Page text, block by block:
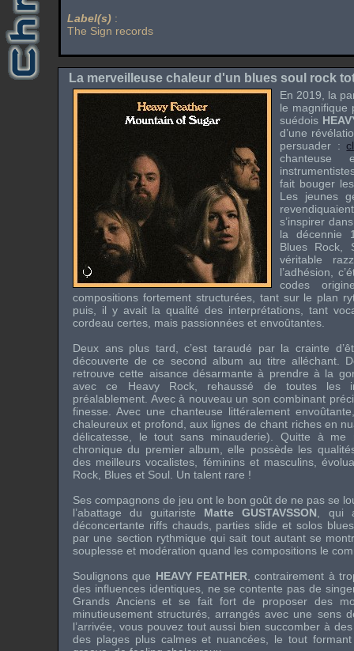
Label(s) :
The Sign records
La merveilleuse chaleur d'un blues soul rock
En 2019, la
le magnifique
suédois
d’une
persuader :
fait bouger
Les jeunes
s’inspirer
la décennie
Blues Rock,
véritable
l’adhésion,
codes
compositions fortement structurées, tant sur le plan
puis, il y avait la qualité des interprétations, tant
cordeau certes, mais passionnées et envoûtantes.
Deux ans plus tard, c’est taraudé par la crainte
découverte de ce second album au titre alléchant.
retrouve cette aisance désarmante à prendre à la
avec ce Heavy Rock, rehaussé de toutes les
préalablement. Avec à nouveau un son combinant
finesse. Avec une chanteuse littéralement
chaleureux et profond, aux lignes de chant riches en
délicatesse, le tout sans minauderie). Quitte à
chronique du premier album, elle possède les
des meilleurs vocalistes, féminins et masculins,
Rock, Blues et Soul. Un talent rare !
Ses compagnons de jeu ont le bon goût de ne pas se
l’abattage du guitariste Matte GUSTAVSSON , qui
déconcertante riffs chauds, parties slide et solos
par une section rythmique qui sait tout autant se
souplesse et modération quand les compositions le
Soulignons que HEAVY FEATHER , contrairement à
des influences identiques, ne se contente pas de
Grands Anciens et se fait fort de proposer des
minutieusement structurés, arrangés avec une sens
l’arrivée, vous pouvez tout aussi bien succomber à
des plages plus calmes et nuancées, le tout